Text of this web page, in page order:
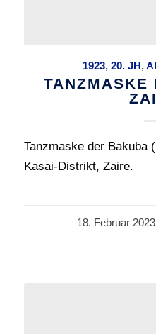
1923,20. JH,
TANZMASKE
Tanzmaske der Bakuba
Kasai-Distrikt, Zaire.
18. Februar 2023
/